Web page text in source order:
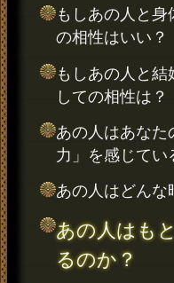
もしあの人と
の相性はいい
もしあの人と
しての相性は
あの人はあな
力」を感じてい
あの人はどんな
あの人はも
るのか？